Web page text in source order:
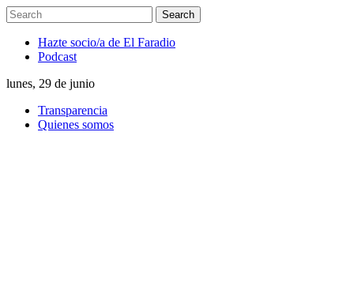
Hazte socio/a de El Faradio
Podcast
lunes, 29 de junio
Transparencia
Quienes somos